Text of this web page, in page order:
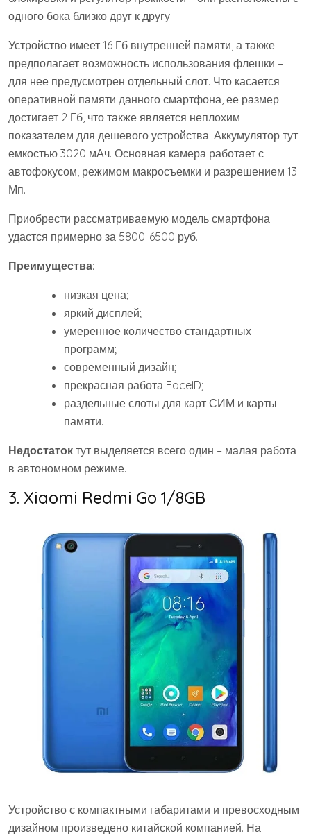
одного бока близко друг к другу.
Устройство имеет 16 Гб внутренней памяти, а также
предполагает возможность использования флешки –
для нее предусмотрен отдельный слот. Что касается
оперативной памяти данного смартфона, ее размер
достигает 2 Гб, что также является неплохим
показателем для дешевого устройства. Аккумулятор тут
емкостью 3020 мАч. Основная камера работает с
автофокусом, режимом макросъемки и разрешением 13
Мп.
Приобрести рассматриваемую модель смартфона
удастся примерно за 5800-6500 руб.
Преимущества:
низкая цена;
яркий дисплей;
умеренное количество стандартных
программ;
современный дизайн;
прекрасная работа FaceID;
раздельные слоты для карт СИМ и карты
памяти.
Недостаток тут выделяется всего один – малая работа
в автономном режиме.
3. Xiaomi Redmi Go 1/8GB
Устройство с компактными габаритами и превосходным
дизайном произведено китайской компанией. На